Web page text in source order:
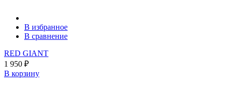
В избранное
В сравнение
RED GIANT
1 950 ₽
В корзину